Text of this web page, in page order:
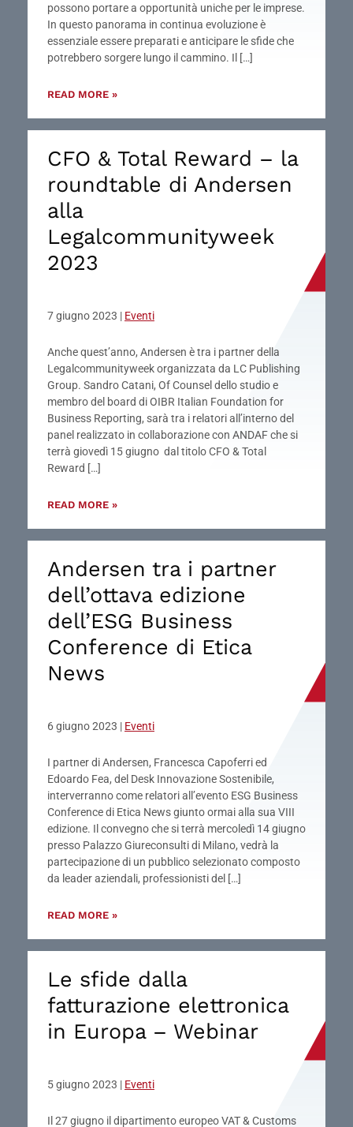
possono portare a opportunità uniche per le imprese.
In questo panorama in continua evoluzione è
essenziale essere preparati e anticipare le sfide che
potrebbero sorgere lungo il cammino. Il […]
READ MORE »
CFO & Total Reward – la
roundtable di Andersen
alla
Legalcommunityweek
2023
7 giugno 2023 | Eventi
Anche quest’anno, Andersen è tra i partner della
Legalcommunityweek organizzata da LC Publishing
Group. Sandro Catani, Of Counsel dello studio e
membro del board di OIBR Italian Foundation for
Business Reporting, sarà tra i relatori all’interno del
panel realizzato in collaborazione con ANDAF che si
terrà giovedì 15 giugno dal titolo CFO & Total
Reward […]
READ MORE »
Andersen tra i partner
dell’ottava edizione
dell’ESG Business
Conference di Etica
News
6 giugno 2023 | Eventi
I partner di Andersen, Francesca Capoferri ed
Edoardo Fea, del Desk Innovazione Sostenibile,
interverranno come relatori all’evento ESG Business
Conference di Etica News giunto ormai alla sua VIII
edizione. Il convegno che si terrà mercoledì 14 giugno
presso Palazzo Giureconsulti di Milano, vedrà la
partecipazione di un pubblico selezionato composto
da leader aziendali, professionisti del […]
READ MORE »
Le sfide dalla
fatturazione elettronica
in Europa – Webinar
5 giugno 2023 | Eventi
Il 27 giugno il dipartimento europeo VAT & Customs